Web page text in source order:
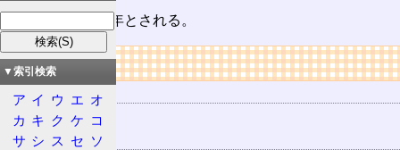
実直径は約17光年とされる。
リンク
用語の所属
18
関連する用語
▼索引検索
ア イ ウ エ オ
カ キ ク ケ コ
サ シ ス セ ソ